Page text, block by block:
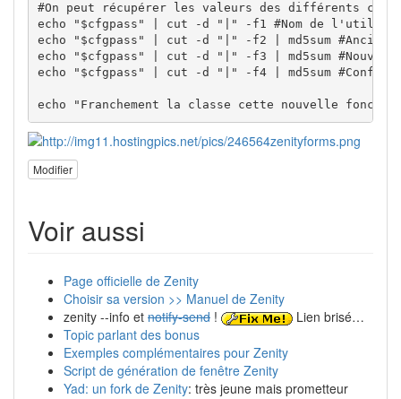
#On peut récupérer les valeurs des différents
echo "$cfgpass" | cut -d "|" -f1 #Nom de
echo "$cfgpass" | cut -d "|" -f2 | md5sum #Ancien
echo "$cfgpass" | cut -d "|" -f3 | md5sum #Nouveau
echo "$cfgpass" | cut -d "|" -f4 | md5sum
echo "Franchement la classe cette nouvelle
Modifier
Voir aussi
Page officielle de Zenity
Choisir sa version >> Manuel de Zenity
zenity --info et notify-send !
Lien brisé…
Topic parlant des bonus
Exemples complémentaires pour Zenity
Script de génération de fenêtre Zenity
Yad: un fork de Zenity: très jeune mais prometteur